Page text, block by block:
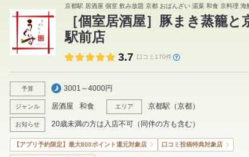
京都駅 居酒屋 個室 飲み放題 京都 おばんざい 湯葉 和食 京料理 海
［個室居酒屋］豚まき蒸籠
駅前店
3.7 口コミ170件
予算 3001～4000円
ジャンル 居酒屋 和食 エリア 京都駅 （京都）
お知らせ 20歳未満の方は入店不可（同伴の方も含む）
【アプリ予約限定】最大800ポイント還元対象店 口コミ投稿特典対象店